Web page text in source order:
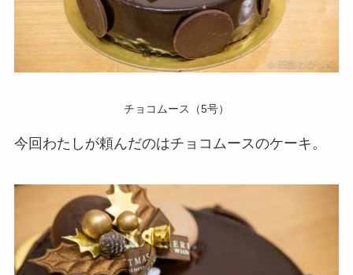
チョコムース（5号）
今回わたしが頼んだのはチョコムースのケーキ。